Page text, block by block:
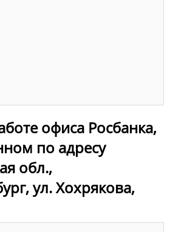
офиса Росбанка,
по адресу
обл.,
ул. Хохрякова,